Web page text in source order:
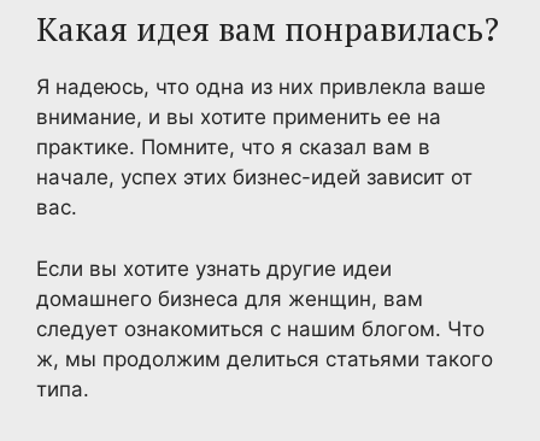
Какая идея вам понравилась?
Я надеюсь, что одна из них привлекла ваше
внимание, и вы хотите применить ее на
практике. Помните, что я сказал вам в
начале, успех этих бизнес-идей зависит от
вас.
Если вы хотите узнать другие идеи
домашнего бизнеса для женщин, вам
следует ознакомиться с нашим блогом. Что
ж, мы продолжим делиться статьями такого
типа.